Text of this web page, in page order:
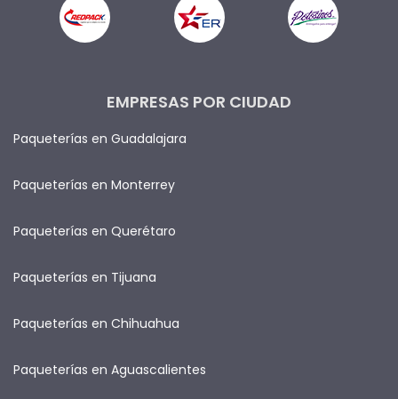
EMPRESAS POR CIUDAD
Paqueterías en Guadalajara
Paqueterías en Monterrey
Paqueterías en Querétaro
Paqueterías en Tijuana
Paqueterías en Chihuahua
Paqueterías en Aguascalientes